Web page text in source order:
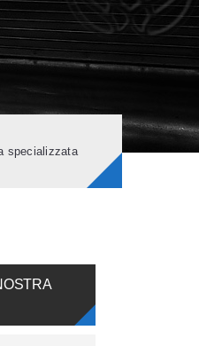
specializzata